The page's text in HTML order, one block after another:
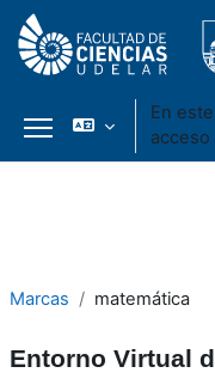
Panel lateral
En
acceso
Marcas matemática
Entorno Virtual